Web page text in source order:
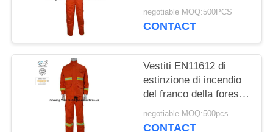
uniforme con nastri
adesivi riflettenti
negotiable MOQ:500PCS
CONTACT
Vestiti EN11612 di
estinzione di incendio
del franco della foresta
del cotone dell'arancia
100
negotiable MOQ:500pcs
CONTACT